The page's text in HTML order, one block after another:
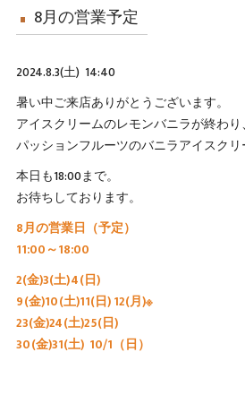
8月の営業予定
2024.8.3(土) 14:40
暑い中ご来店ありがとうございます。
アイスクリームのレモンバニラが終わり、
パッションフルーツのバニラアイスクリ
本日も18:00まで。
お待ちしております。
8月の営業日（予定）
11:00～18:00
2(金)3(土)4(日)
9(金)10(土)11(日) 12(月)※
23(金)24(土)25(日)
30(金)31(土) 10/1（日）